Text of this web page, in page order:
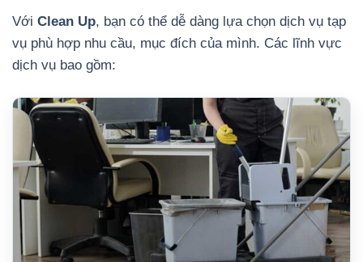
Với Clean Up, bạn có thể dễ dàng lựa chọn dịch vụ tạp
vụ phù hợp nhu cầu, mục đích của mình. Các lĩnh vực
dịch vụ bao gồm: